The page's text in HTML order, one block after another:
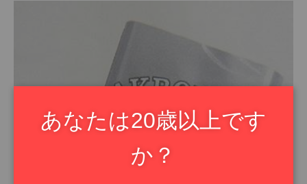
あなたは20歳以上です
か？